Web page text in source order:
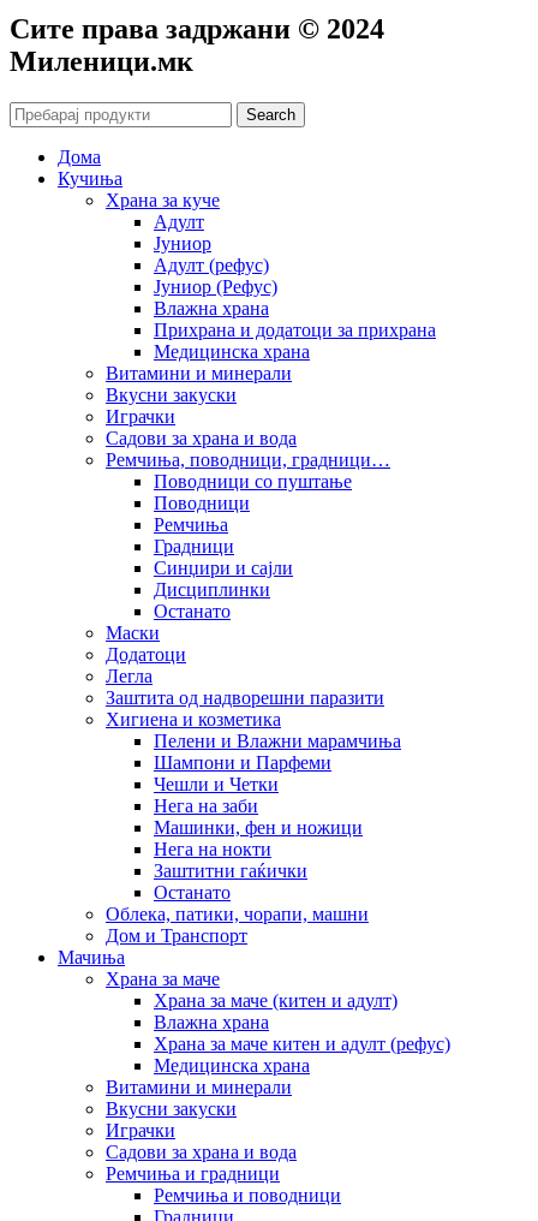
Сите права задржани © 2024
Mиленици.мк
Search
Дома
Кучиња
Храна за куче
Адулт
Јуниор
Адулт (рефус)
Јуниор (Рефус)
Влажна храна
Прихрана и додатоци за прихрана
Медицинска храна
Витамини и минерали
Вкусни закуски
Играчки
Садови за храна и вода
Ремчиња, поводници, градници…
Поводници со пуштање
Поводници
Ремчиња
Градници
Синџири и сајли
Дисциплинки
Останато
Маски
Додатоци
Легла
Заштита од надворешни паразити
Хигиена и козметика
Пелени и Влажни марамчиња
Шампони и Парфеми
Чешли и Четки
Нега на заби
Машинки, фен и ножици
Нега на нокти
Заштитни гаќички
Останато
Облека, патики, чорапи, машни
Дом и Транспорт
Мачиња
Храна за маче
Храна за маче (китен и адулт)
Влажна храна
Храна за маче китен и адулт (рефус)
Медицинска храна
Витамини и минерали
Вкусни закуски
Играчки
Садови за храна и вода
Ремчиња и градници
Ремчиња и поводници
Градници